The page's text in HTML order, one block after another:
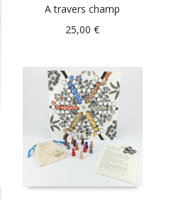
A travers champ
25,00€